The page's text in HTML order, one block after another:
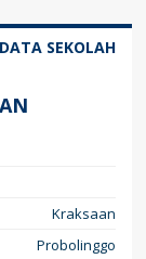
DATA SEKOLAH
Kraksaan
Probolinggo